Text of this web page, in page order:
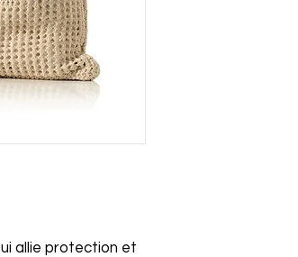
allie protection et